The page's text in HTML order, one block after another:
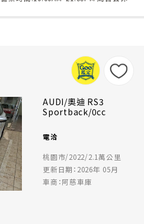
AUDI/奧迪 RS3
Sportback/0cc
電洽
桃園市/2022/2.1萬公里
更新日期：2026年 05月
車商：阿慈車庫